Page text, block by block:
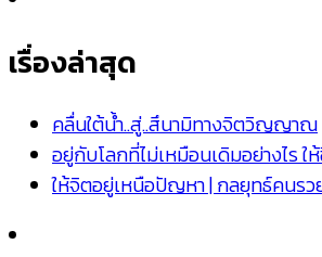
เรื่องล่าสุด
คลื่นใต้น้ำ..สู่..สึนามิทางจิตวิญญาณ
อยู่กับโลกที่ไม่เหมือนเดิมอย่างไร
ให้จิตอยู่เหนือปัญหา | กลยุทธ์คนรว